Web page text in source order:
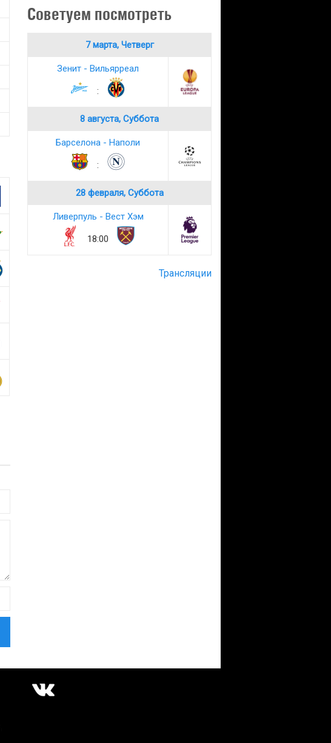
Советуем посмотреть
7 марта, Четверг
Зенит - Вильярреал
:
8 августа, Суббота
Барселона - Наполи
:
28 февраля, Суббота
Ливерпуль - Вест Хэм
18:00
Трансляции